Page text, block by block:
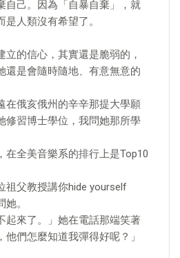
自己。因為「自暴自棄」，就
人類沒有希望了。
立的信心，其實還是脆弱的，
還是會隨時隨地、有意無意的
在俄亥俄州的辛辛那提大學願
修習博士學位，我問她那所學
在全美音樂系的排行上是Top10
祖父教授講你hide yourself
。
起來了。」她在電話那端笑著
們怎麼知道我彈得好呢？」